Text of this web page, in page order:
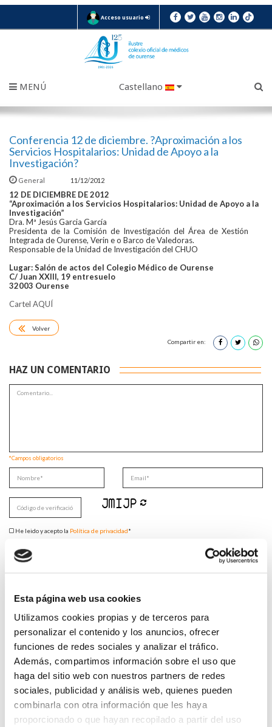
Esta página web usa cookies
Utilizamos cookies propias y de terceros para
personalizar el contenido y los anuncios, ofrecer
funciones de redes sociales y analizar el tráfico.
Además, compartimos información sobre el uso que
haga del sitio web con nuestros partners de redes
sociales, publicidad y análisis web, quienes pueden
combinarla con otra información que les haya
proporcionado o que hayan recopilado a partir del uso
Acceso usuario
MENÚ Castellano
Conferencia 12 de diciembre. ?Aproximación a los
Servicios Hospitalarios: Unidad de Apoyo a la
Investigación?
General 11/12/2012
12 DE DICIEMBRE DE 2012
“Aproximación a los Servicios Hospitalarios: Unidad de Apoyo a la
Investigación”
Dra. Mª Jesús Garcia García
Presidenta de la Comisión de Investigación del Área de Xestión
Integrada de Ourense, Verin e o Barco de Valedoras.
Responsable de la Unidad de Investigación del CHUO
Lugar: Salón de actos del Colegio Médico de Ourense
C/ Juan XXIII, 19 entresuelo
32003 Ourense
Cartel AQUÍ
Volver
Compartir en:
HAZ UN COMENTARIO
*Campos obligatorios
He leido y acepto la Política de privacidad*
LABOR DE LOS TUTORES DE RESIDENTES
LA ALIANZA MÉDICA POR LA SALUD PLANETARIA SE ADHIERE
03/08/2026
PREMIOS DE LA REAL ACADEMIA DE MEDICINA DE GALICIA
2026
31/07/2026